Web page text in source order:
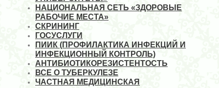
НАЦИОНАЛЬНАЯ СЕТЬ «ЗДОРОВЫЕ
РАБОЧИЕ МЕСТА»
СКРИНИНГ
ГОСУСЛУГИ
ПИИК (ПРОФИЛАКТИКА ИНФЕКЦИЙ И
ИНФЕКЦИОННЫЙ КОНТРОЛЬ)
АНТИБИОТИКОРЕЗИСТЕНТОСТЬ
ВСЕ О ТУБЕРКУЛЕЗЕ
ЧАСТНАЯ МЕДИЦИНСКАЯ